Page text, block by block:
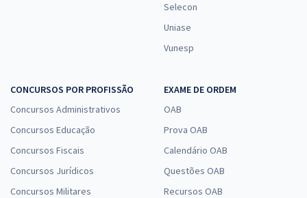
Selecon
Uniase
Vunesp
CONCURSOS POR PROFISSÃO
Concursos Administrativos
Concursos Educação
Concursos Fiscais
Concursos Jurídicos
Concursos Militares
EXAME DE ORDEM
OAB
Prova OAB
Calendário OAB
Questões OAB
Recursos OAB